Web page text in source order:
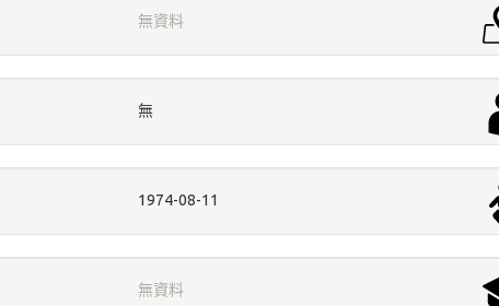
無資料
無
1974-08-11
無資料